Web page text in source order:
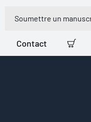
Soumettre un
Contact
Panier